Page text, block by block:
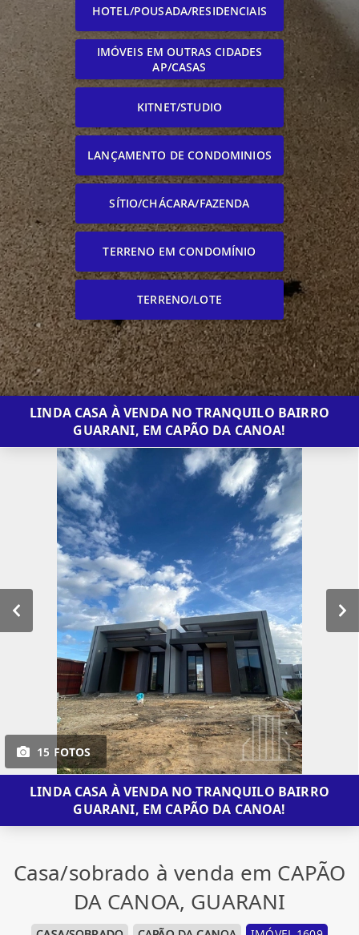
HOTEL/POUSADA/RESIDENCIAIS
IMÓVEIS EM OUTRAS CIDADES
AP/CASAS
KITNET/STUDIO
LANÇAMENTO DE CONDOMINIOS
SÍTIO/CHÁCARA/FAZENDA
TERRENO EM CONDOMÍNIO
TERRENO/LOTE
LINDA CASA À VENDA NO TRANQUILO BAIRRO
GUARANI, EM CAPÃO DA CANOA!
15 FOTOS
LINDA CASA À VENDA NO TRANQUILO BAIRRO
GUARANI, EM CAPÃO DA CANOA!
Casa/sobrado à venda em CAPÃO
DA CANOA, GUARANI